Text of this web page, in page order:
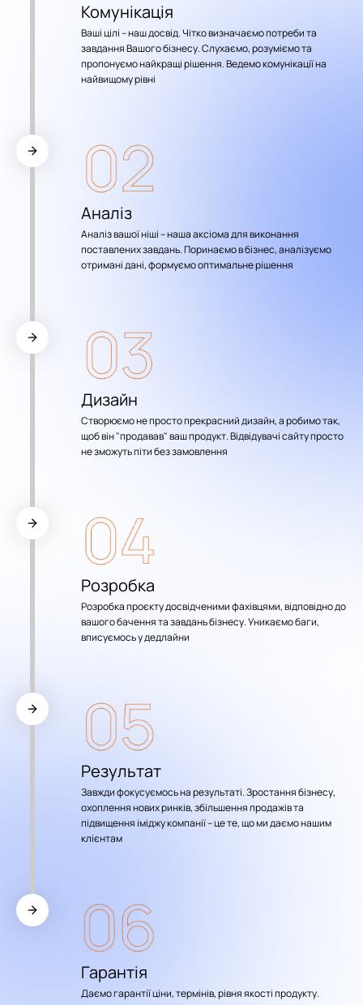
Комунікація
Ваші цілі – наш досвід. Чітко визначаємо потреби та
завдання Вашого бізнесу. Слухаємо, розуміємо та
пропонуємо найкращі рішення. Ведемо комунікації на
найвищому рівні
Аналіз
Аналіз вашої ніші – наша аксіома для виконання
поставлених завдань. Поринаємо в бізнес, аналізуємо
отримані дані, формуємо оптимальне рішення
Дизайн
Створюємо не просто прекрасний дизайн, а робимо так,
щоб він "продавав" ваш продукт. Відвідувачі сайту просто
не зможуть піти без замовлення
Розробка
Розробка проєкту досвідченими фахівцями, відповідно до
вашого бачення та завдань бізнесу. Уникаємо баги,
вписуємось у дедлайни
Результат
Завжди фокусуємось на результаті. Зростання бізнесу,
охоплення нових ринків, збільшення продажів та
підвищення іміджу компанії – це те, що ми даємо нашим
клієнтам
Гарантія
Даємо гарантії ціни, термінів, рівня якості продукту.